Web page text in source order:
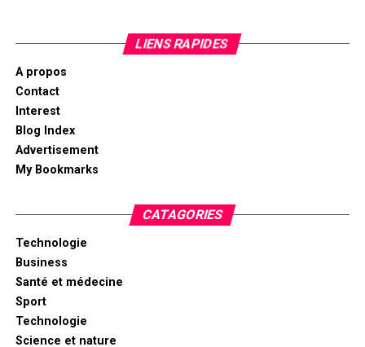
LIENS RAPIDES
A propos
Contact
Interest
Blog Index
Advertisement
My Bookmarks
CATAGORIES
Technologie
Business
Santé et médecine
Sport
Technologie
Science et nature